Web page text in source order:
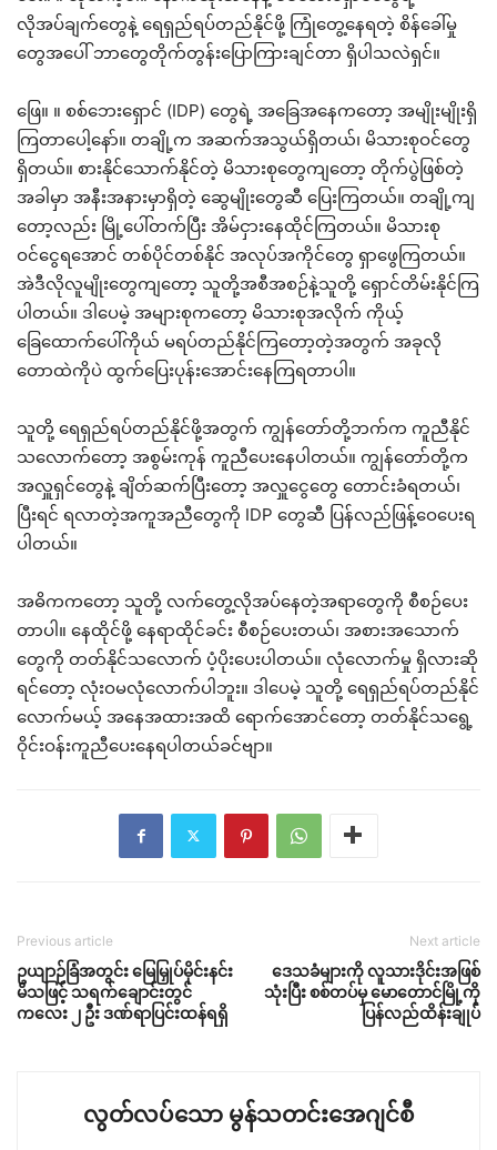
လိုအပ်ချက်တွေနဲ့ ရေရှည်ရပ်တည်နိုင်ဖို့ ကြုံတွေ့နေရတဲ့ စိန်ခေါ်မှု
တွေအပေါ် ဘာတွေတိုက်တွန်းပြောကြားချင်တာ ရှိပါသလဲရှင်။
ဖြေ။ ။ စစ်ဘေးရှောင် (IDP) တွေရဲ့ အခြေအနေကတော့ အမျိုးမျိုးရှိ
ကြတာပေါ့နော်။ တချို့က အဆက်အသွယ်ရှိတယ်၊ မိသားစုဝင်တွေ
ရှိတယ်။ စားနိုင်သောက်နိုင်တဲ့ မိသားစုတွေကျတော့ တိုက်ပွဲဖြစ်တဲ့
အခါမှာ အနီးအနားမှာရှိတဲ့ ဆွေမျိုးတွေဆီ ပြေးကြတယ်။ တချို့ကျ
တော့လည်း မြို့ပေါ်တက်ပြီး အိမ်ငှားနေထိုင်ကြတယ်။ မိသားစု
ဝင်ငွေရအောင် တစ်ပိုင်တစ်နိုင် အလုပ်အကိုင်တွေ ရှာဖွေကြတယ်။
အဲဒီလိုလူမျိုးတွေကျတော့ သူတို့အစီအစဉ်နဲ့သူတို့ ရှောင်တိမ်းနိုင်ကြ
ပါတယ်။ ဒါပေမဲ့ အများစုကတော့ မိသားစုအလိုက် ကိုယ့်
ခြေထောက်ပေါ်ကိုယ် မရပ်တည်နိုင်ကြတော့တဲ့အတွက် အခုလို
တောထဲကိုပဲ ထွက်ပြေးပုန်းအောင်းနေကြရတာပါ။
သူတို့ ရေရှည်ရပ်တည်နိုင်ဖို့အတွက် ကျွန်တော်တို့ဘက်က ကူညီနိုင်
သလောက်တော့ အစွမ်းကုန် ကူညီပေးနေပါတယ်။ ကျွန်တော်တို့က
အလှူရှင်တွေနဲ့ ချိတ်ဆက်ပြီးတော့ အလှူငွေတွေ တောင်းခံရတယ်၊
ပြီးရင် ရလာတဲ့အကူအညီတွေကို IDP တွေဆီ ပြန်လည်ဖြန့်ဝေပေးရ
ပါတယ်။
အဓိကကတော့ သူတို့ လက်တွေ့လိုအပ်နေတဲ့အရာတွေကို စီစဉ်ပေး
တာပါ။ နေထိုင်ဖို့ နေရာထိုင်ခင်း စီစဉ်ပေးတယ်၊ အစားအသောက်
တွေကို တတ်နိုင်သလောက် ပံ့ပိုးပေးပါတယ်။ လုံလောက်မှု ရှိလားဆို
ရင်တော့ လုံးဝမလုံလောက်ပါဘူး။ ဒါပေမဲ့ သူတို့ ရေရှည်ရပ်တည်နိုင်
လောက်မယ့် အနေအထားအထိ ရောက်အောင်တော့ တတ်နိုင်သရွေ့
ဝိုင်းဝန်းကူညီပေးနေရပါတယ်ခင်ဗျာ။
Previous article
ဥယျာဉ်ခြံအတွင်း မြေမြှုပ်မိုင်းနင်း
မိသဖြင့် သရက်ချောင်းတွင်
ကလေး ၂ ဦး ဒဏ်ရာပြင်းထန်ရရှိ
Next article
ဒေသခံများကို လူသားဒိုင်းအဖြစ်
သုံးပြီး စစ်တပ်မှ မောတောင်မြို့ကို
ပြန်လည်ထိန်းချုပ်
လွတ်လပ်သော မွန်သတင်းအေဂျင်စီ